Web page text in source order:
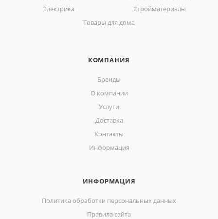
Электрика
Стройматериалы
Товары для дома
КОМПАНИЯ
Бренды
О компании
Услуги
Доставка
Контакты
Информация
ИНФОРМАЦИЯ
Политика обработки персональных данных
Правила сайта